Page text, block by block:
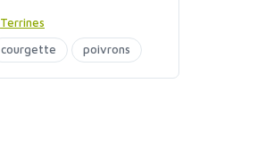
Terrines
courgette poivrons
terrine